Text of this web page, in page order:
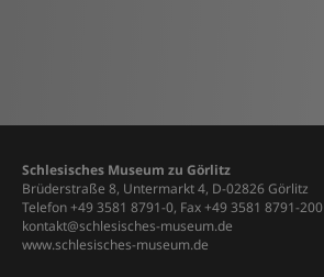
Schlesisches Museum zu Görlitz
Brüderstraße 8, Untermarkt 4, D-02826 Görlitz
Telefon +49 3581 8791-0, Fax +49 3581 8791-200
kontakt@schlesisches-museum.de
www.schlesisches-museum.de